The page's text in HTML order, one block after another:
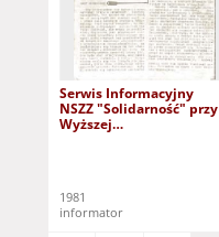
Serwis Informacyjny
NSZZ "Solidarność" przy
Wyższej
1981
informator